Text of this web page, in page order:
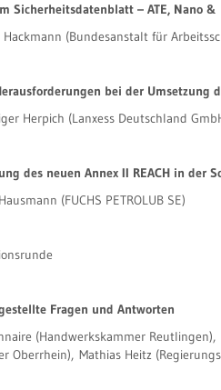
Sicherheitsdatenblatt – ATE, Nano &
Hackmann (Bundesanstalt für
bei der Umsetzung
Herpich (Lanxess Deutschland
des neuen Annex II REACH in
(FUCHS PETROLUB SE)
Fragen und Antworten
(Handwerkskammer
Oberrhein), Mathias Heitz